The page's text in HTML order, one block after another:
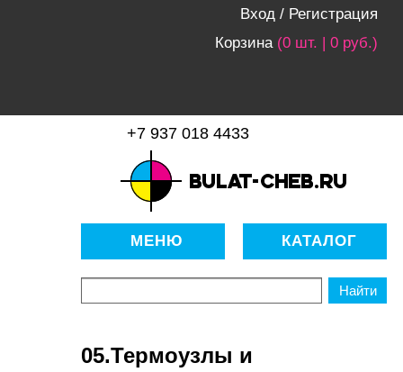
Вход / Регистрация
Корзина (0 шт. | 0 руб.)
материалы для копировально-
множительной техники
+7 937 018 4433
МЕНЮ КАТАЛОГ
05.Термоузлы и